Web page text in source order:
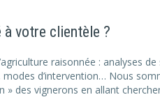
à votre clientèle ?
raisonnée : analyses
d’intervention… Nous
» des vignerons en allant